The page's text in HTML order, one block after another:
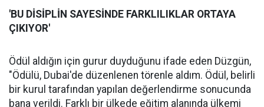
'BU DİSİPLİN SAYESİNDE FARKLILIKLAR ORTAYA
ÇIKIYOR'
Ödül aldığın için gurur duyduğunu ifade eden Düzgün,
"Ödülü, Dubai'de düzenlenen törenle aldım. Ödül, belirli
bir kurul tarafından yapılan değerlendirme sonucunda
bana verildi. Farklı bir ülkede eğitim alanında ülkemi